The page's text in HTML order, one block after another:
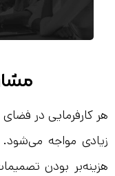
هر کارفرمایی در
زیادی مواجه
هزینه‌بر بودن